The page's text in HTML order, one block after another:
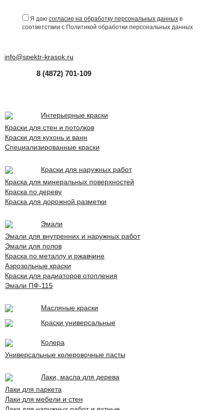
Я даю согласие на обработку персональных данныхв
соответствии с Политикой обработки персональных данных
info@spektr-krasok.ru
8 (4872) 701-109
Интерьерные краски
Краски для стен и потолков
Краски для кухонь и ванн
Специализированные краски
Краски для наружных работ
Краска для минеральных поверхностей
Краска по дереву
Краска для дорожной разметки
Эмали
Эмали для внутренних и наружных работ
Эмали для полов
Краска по металлу и ржавчине
Аэрозольные краски
Краски для радиаторов отопления
Эмали ПФ-115
Масляные краски
Краски универсальные
Колера
Универсальные колеровочные пасты
Лаки, масла для дерева
Лаки для паркета
Лаки для мебели и стен